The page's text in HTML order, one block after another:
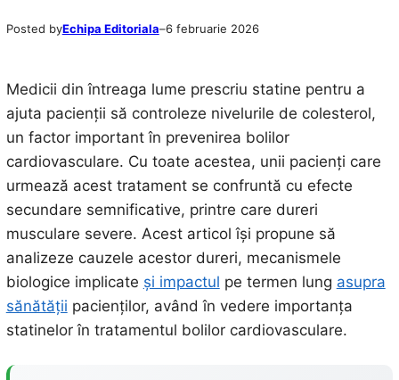
Posted byEchipa Editoriala–6 februarie 2026
Medicii din întreaga lume prescriu statine pentru a
ajuta pacienții să controleze nivelurile de colesterol,
un factor important în prevenirea bolilor
cardiovasculare. Cu toate acestea, unii pacienți care
urmează acest tratament se confruntă cu efecte
secundare semnificative, printre care dureri
musculare severe. Acest articol își propune să
analizeze cauzele acestor dureri, mecanismele
biologice implicate și impactul pe termen lung asupra
sănătății pacienților, având în vedere importanța
statinelor în tratamentul bolilor cardiovasculare.